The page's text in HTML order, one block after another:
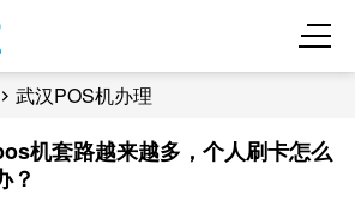
武汉POS机办理
机套路越来越多，个人刷卡怎么
？